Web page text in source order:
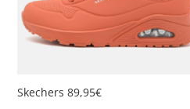
Skechers 89,95€